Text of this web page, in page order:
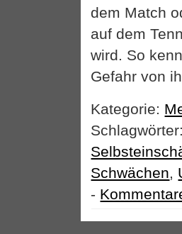
dem Match
auf dem
wird. So
Gefahr von
Kategorie:
Schlagwörter:
Schwächen,
-